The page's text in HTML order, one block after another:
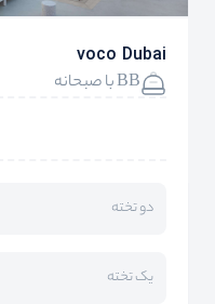
voco Dubai
BB با صبحانه
دو تخته
یک تخته